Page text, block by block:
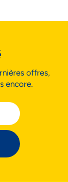
offres,
encore.